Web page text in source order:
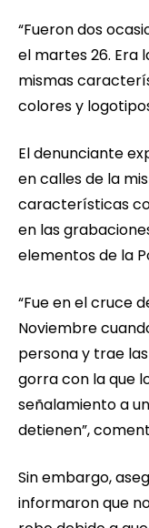
“Fueron dos
el martes 26. Era
mismas
colores y
El denunciante
en calles de la
características
en las
elementos de la
“Fue en el cruce
Noviembre
persona y trae
gorra con la que
señalamiento a
detienen”,
Sin embargo,
informaron que